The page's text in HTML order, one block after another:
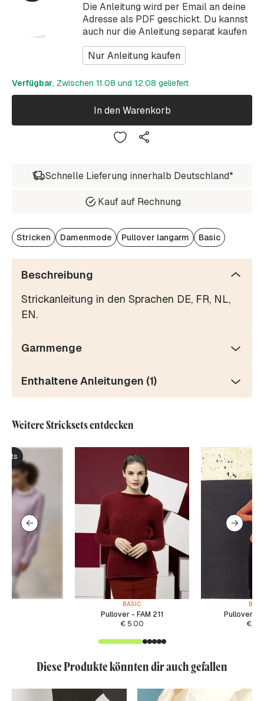
Die Anleitung wird per Email an deine
Adresse als PDF geschickt. Du kannst
auch nur die Anleitung separat kaufen
Nur Anleitung kaufen
Verfügbar, Zwischen 11.08 und 12.08 geliefert
In den Warenkorb
Schnelle Lieferung innerhalb Deutschland*
Kauf auf Rechnung
Stricken Damenmode Pullover langarm Basic
Beschreibung
Strickanleitung in den Sprachen DE, FR, NL,
EN.
Garnmenge
Enthaltene Anleitungen (1)
Weitere Stricksets entdecken
BASIC
Pullover - FAM 211
€ 5.00
Pullover -
€
Diese Produkte könnten dir auch gefallen